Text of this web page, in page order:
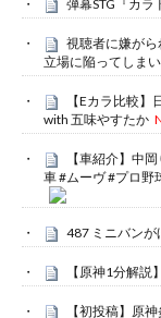
弾幕STG『カラ
視聴者に嫌が
立場に陥ってしま
【Eカラ比較
with 五味やすたか
【車紹介】中
車 #ムーヴ #プロ野
487 ミニバンが
【原神1分解
【初投稿】原